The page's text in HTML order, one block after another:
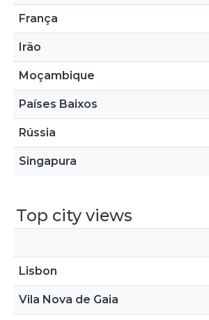
França
Irão
Moçambique
Países Baixos
Rússia
Singapura
Top city views
Lisbon
Vila Nova de Gaia